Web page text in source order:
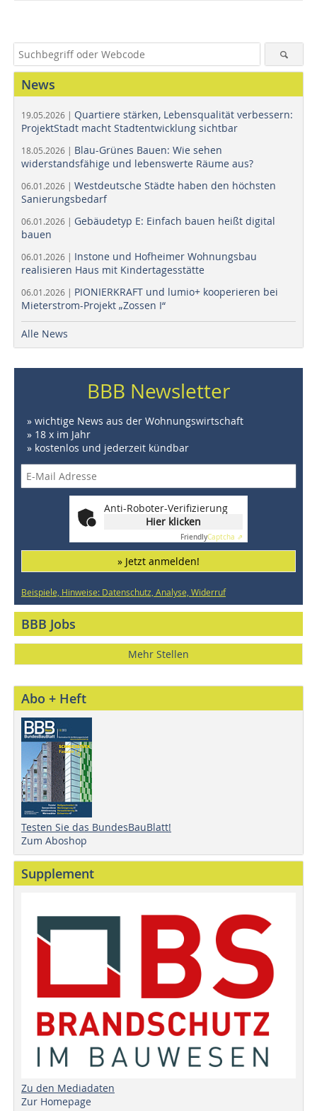
News
19.05.2026 | Quartiere stärken, Lebensqualität verbessern:
ProjektStadt macht Stadtentwicklung sichtbar
18.05.2026 | Blau-Grünes Bauen: Wie sehen
widerstandsfähige und lebenswerte Räume aus?
06.01.2026 | Westdeutsche Städte haben den höchsten
Sanierungsbedarf
06.01.2026 | Gebäudetyp E: Einfach bauen heißt digital
bauen
06.01.2026 | Instone und Hofheimer Wohnungsbau
realisieren Haus mit Kindertagesstätte
06.01.2026 | PIONIERKRAFT und lumio+ kooperieren bei
Mieterstrom-Projekt „Zossen I“
Alle News
BBB Newsletter
» wichtige News aus der Wohnungswirtschaft
» 18 x im Jahr
» kostenlos und jederzeit kündbar
Anti-Roboter-Verifizierung
Hier klicken
FriendlyCaptcha ⇗
» Jetzt anmelden!
Beispiele, Hinweise: Datenschutz, Analyse, Widerruf
BBB Jobs
Mehr Stellen
Abo + Heft
Testen Sie das BundesBauBlatt!
Zum Aboshop
Supplement
Zu den Mediadaten
Zur Homepage